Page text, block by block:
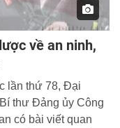
về an ninh,
lần thứ 78, Đại
thư Đảng ủy Công
có bài viết quan